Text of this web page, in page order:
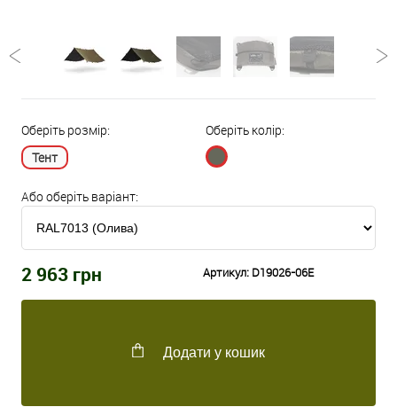
Оберіть розмір:
Тент
Оберіть колір:
Або оберіть варіант:
2 963 грн Артикул: D19026-06Е
Додати у кошик